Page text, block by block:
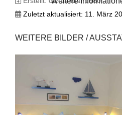
Zuletzt aktualisiert: 11. März
WEITERE BILDER /